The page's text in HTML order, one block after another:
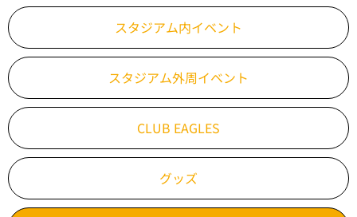
スタジアム内イベント
スタジアム外周イベント
CLUB EAGLES
グッズ